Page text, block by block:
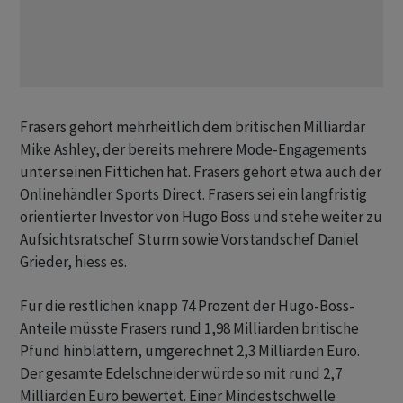
Frasers gehört mehrheitlich dem britischen Milliardär
Mike Ashley, der bereits mehrere Mode-Engagements
unter seinen Fittichen hat. Frasers gehört etwa auch der
Onlinehändler Sports Direct. Frasers sei ein langfristig
orientierter Investor von Hugo Boss und stehe weiter zu
Aufsichtsratschef Sturm sowie Vorstandschef Daniel
Grieder, hiess es.
Für die restlichen knapp 74 Prozent der Hugo-Boss-
Anteile müsste Frasers rund 1,98 Milliarden britische
Pfund hinblättern, umgerechnet 2,3 Milliarden Euro.
Der gesamte Edelschneider würde so mit rund 2,7
Milliarden Euro bewertet. Einer Mindestschwelle